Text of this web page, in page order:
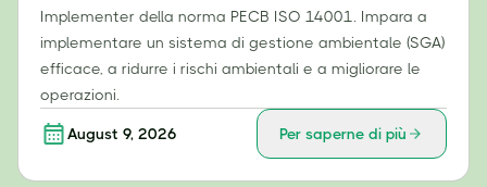
Implementer della norma PECB ISO 14001. Impara a
implementare un sistema di gestione ambientale (SGA)
efficace, a ridurre i rischi ambientali e a migliorare le
operazioni.
August 9, 2026 Per saperne di più